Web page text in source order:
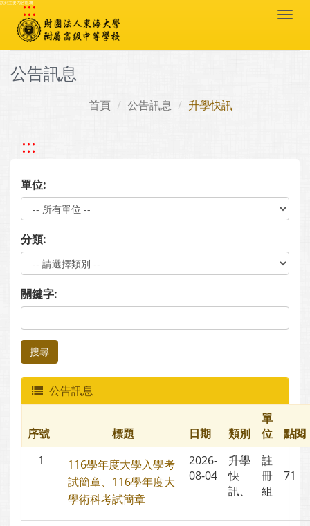
跳到主要內容區塊
:::
公告訊息
首頁 公告訊息 升學快訊
:::
單位:
分類:
關鍵字:
搜尋
公告訊息
序號 標題 日期 類別
單
位
點閱
1
116學年度大學入學考
試簡章、116學年度大
學術科考試簡章
2026-
08-04
升學
快
訊、
註
冊
組
71